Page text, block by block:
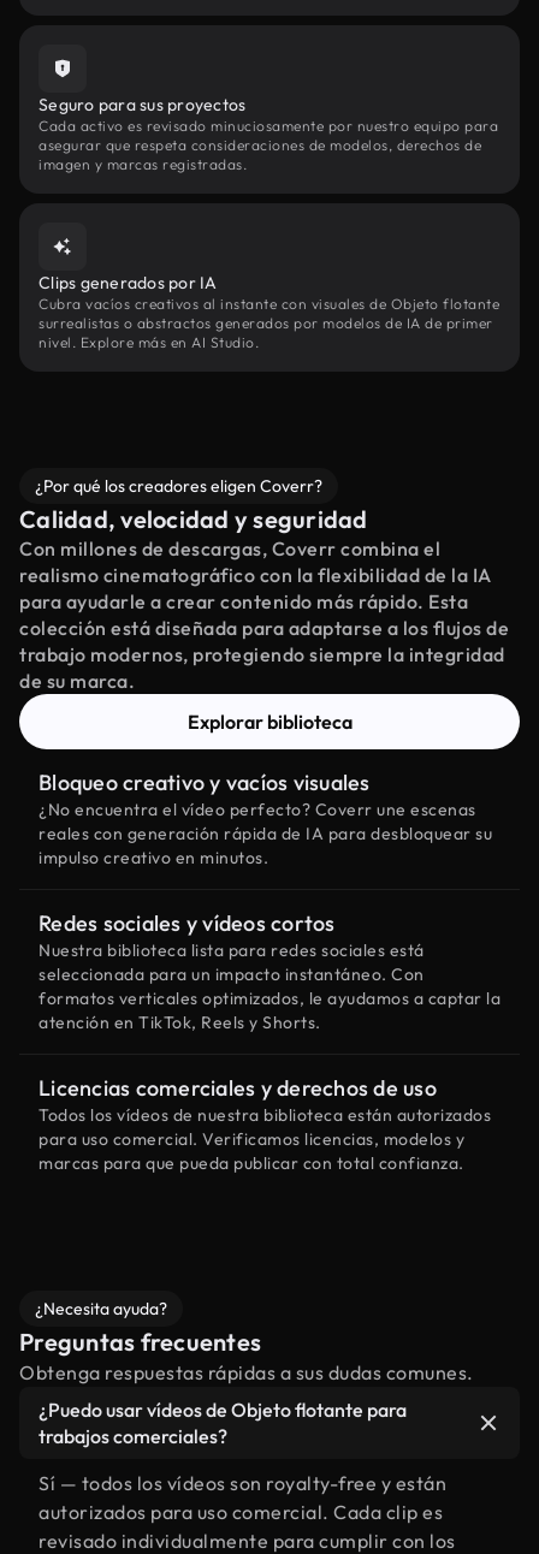
Seguro para sus proyectos
Cada activo es revisado minuciosamente por nuestro equipo para
asegurar que respeta consideraciones de modelos, derechos de
imagen y marcas registradas.
Clips generados por IA
Cubra vacíos creativos al instante con visuales de Objeto flotante
surrealistas o abstractos generados por modelos de IA de primer
nivel. Explore más en AI Studio.
¿Por qué los creadores eligen Coverr?
Calidad, velocidad y seguridad
Con millones de descargas, Coverr combina el
realismo cinematográfico con la flexibilidad de la IA
para ayudarle a crear contenido más rápido. Esta
colección está diseñada para adaptarse a los flujos de
trabajo modernos, protegiendo siempre la integridad
de su marca.
Explorar biblioteca
Bloqueo creativo y vacíos visuales
¿No encuentra el vídeo perfecto? Coverr une escenas
reales con generación rápida de IA para desbloquear su
impulso creativo en minutos.
Redes sociales y vídeos cortos
Nuestra biblioteca lista para redes sociales está
seleccionada para un impacto instantáneo. Con
formatos verticales optimizados, le ayudamos a captar la
atención en TikTok, Reels y Shorts.
Licencias comerciales y derechos de uso
Todos los vídeos de nuestra biblioteca están autorizados
para uso comercial. Verificamos licencias, modelos y
marcas para que pueda publicar con total confianza.
¿Necesita ayuda?
Preguntas frecuentes
Obtenga respuestas rápidas a sus dudas comunes.
¿Puedo usar vídeos de Objeto flotante para
trabajos comerciales?
Sí — todos los vídeos son royalty-free y están
autorizados para uso comercial. Cada clip es
revisado individualmente para cumplir con los